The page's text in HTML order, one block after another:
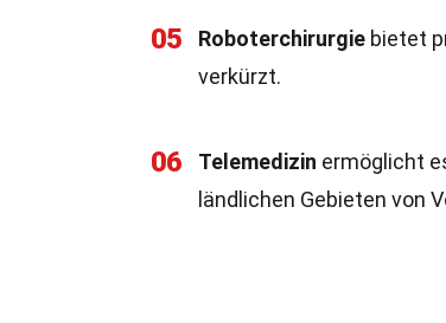
05 Roboterchirurgie bietet
verkürzt.
06 Telemedizin ermöglicht
ländlichen Gebieten von